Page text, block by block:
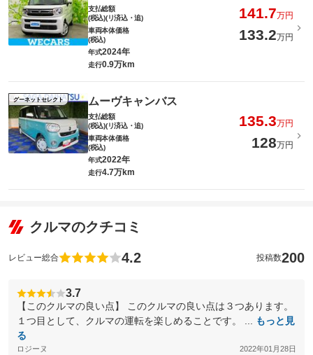
支払総額
(税込)(リ済込・追)
141.7万円
車両本体価格
(税込)
133.2万円
年式2024年
走行0.9万km
グーネットセレクト ムーヴキャンバス
支払総額
(税込)(リ済込・追)
135.3万円
車両本体価格
(税込)
128万円
年式2022年
走行4.7万km
クルマのクチコミ
レビュー総合 4.2 投稿数200
3.7
【このクルマの良い点】 このクルマの良い点は３つあります。
１つ目として、クルマの運転を楽しめることです。 ...
もっと見
る
ロジーヌ 2022年01月28日